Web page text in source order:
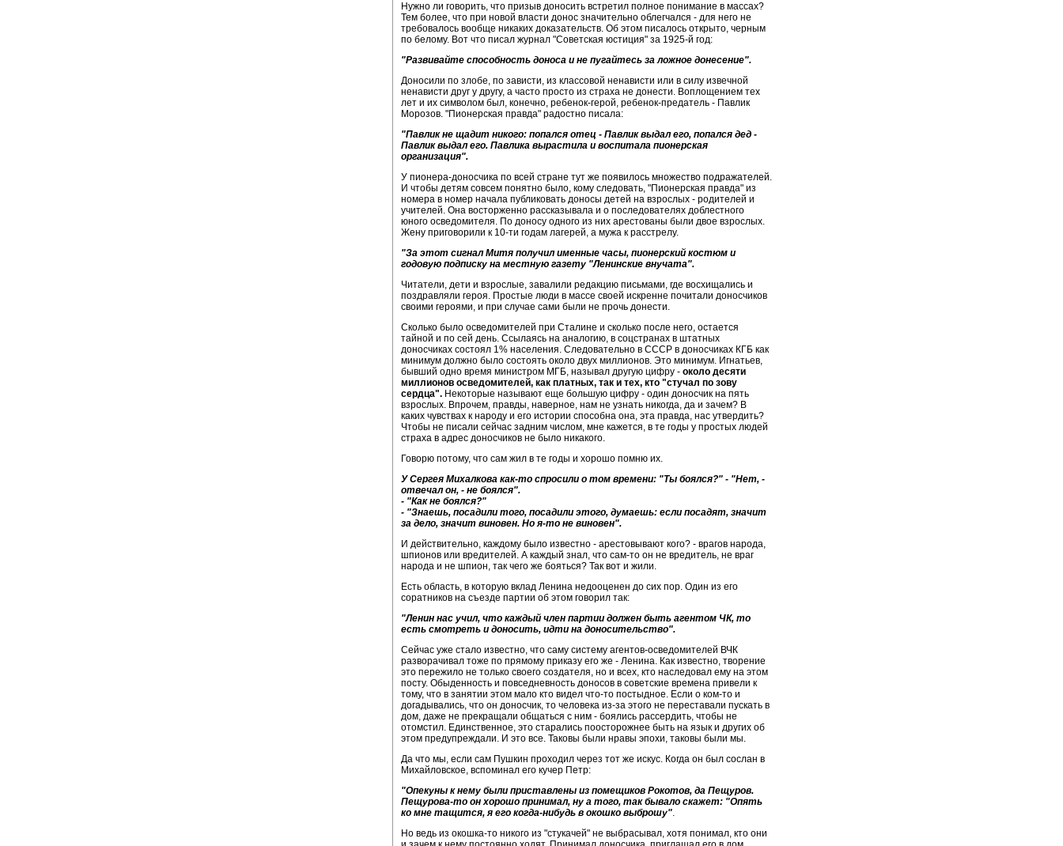
Нужно ли говорить, что призыв доносить встретил полное понимание в массах?
Тем более, что при новой власти донос значительно облегчался - для него не
требовалось вообще никаких доказательств. Об этом писалось открыто, черным
по белому. Вот что писал журнал "Советская юстиция" за 1925-й год:
"Развивайте способность доноса и не пугайтесь за ложное донесение".
Доносили по злобе, по зависти, из классовой ненависти или в силу извечной
ненависти друг у другу, а часто просто из страха не донести. Воплощением тех
лет и их символом был, конечно, ребенок-герой, ребенок-предатель - Павлик
Морозов. "Пионерская правда" радостно писала:
"Павлик не щадит никого: попался отец - Павлик выдал его, попался дед -
Павлик выдал его. Павлика вырастила и воспитала пионерская
организация".
У пионера-доносчика по всей стране тут же появилось множество подражателей.
И чтобы детям совсем понятно было, кому следовать, "Пионерская правда" из
номера в номер начала публиковать доносы детей на взрослых - родителей и
учителей. Она восторженно рассказывала и о последователях доблестного
юного осведомителя. По доносу одного из них арестованы были двое взрослых.
Жену приговорили к 10-ти годам лагерей, а мужа к расстрелу.
"За этот сигнал Митя получил именные часы, пионерский костюм и
годовую подписку на местную газету "Ленинские внучата".
Читатели, дети и взрослые, завалили редакцию письмами, где восхищались и
поздравляли героя. Простые люди в массе своей искренне почитали доносчиков
своими героями, и при случае сами были не прочь донести.
Сколько было осведомителей при Сталине и сколько после него, остается
тайной и по сей день. Ссылаясь на аналогию, в соцстранах в штатных
доносчиках состоял 1% населения. Следовательно в СССР в доносчиках КГБ как
минимум должно было состоять около двух миллионов. Это минимум. Игнатьев,
бывший одно время министром МГБ, называл другую цифру - около десяти
миллионов осведомителей, как платных, так и тех, кто "стучал по зову
сердца". Некоторые называют еще большую цифру - один доносчик на пять
взрослых. Впрочем, правды, наверное, нам не узнать никогда, да и зачем? В
каких чувствах к народу и его истории способна она, эта правда, нас утвердить?
Чтобы не писали сейчас задним числом, мне кажется, в те годы у простых людей
страха в адрес доносчиков не было никакого.
Говорю потому, что сам жил в те годы и хорошо помню их.
У Сергея Михалкова как-то спросили о том времени: "Ты боялся?" - "Нет, -
отвечал он, - не боялся".
- "Как не боялся?"
- "Знаешь, посадили того, посадили этого, думаешь: если посадят, значит
за дело, значит виновен. Но я-то не виновен".
И действительно, каждому было известно - арестовывают кого? - врагов народа,
шпионов или вредителей. А каждый знал, что сам-то он не вредитель, не враг
народа и не шпион, так чего же бояться? Так вот и жили.
Есть область, в которую вклад Ленина недооценен до сих пор. Один из его
соратников на съезде партии об этом говорил так:
"Ленин нас учил, что каждый член партии должен быть агентом ЧК, то
есть смотреть и доносить, идти на доносительство".
Сейчас уже стало известно, что саму систему агентов-осведомителей ВЧК
разворачивал тоже по прямому приказу его же - Ленина. Как известно, творение
это пережило не только своего создателя, но и всех, кто наследовал ему на этом
посту. Обыденность и повседневность доносов в советские времена привели к
тому, что в занятии этом мало кто видел что-то постыдное. Если о ком-то и
догадывались, что он доносчик, то человека из-за этого не переставали пускать в
дом, даже не прекращали общаться с ним - боялись рассердить, чтобы не
отомстил. Единственное, это старались поосторожнее быть на язык и других об
этом предупреждали. И это все. Таковы были нравы эпохи, таковы были мы.
Да что мы, если сам Пушкин проходил через тот же искус. Когда он был сослан в
Михайловское, вспоминал его кучер Петр:
"Опекуны к нему были приставлены из помещиков Рокотов, да Пещуров.
Пещурова-то он хорошо принимал, ну а того, так бывало скажет: "Опять
ко мне тащится, я его когда-нибудь в окошко выброшу".
Но ведь из окошка-то никого из "стукачей" не выбрасывал, хотя понимал, кто они